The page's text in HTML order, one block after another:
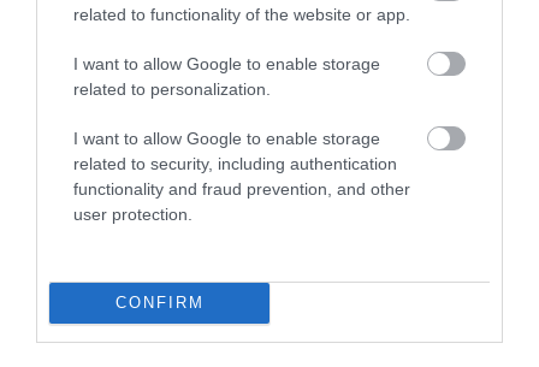
related to functionality of the website or app.
I want to allow Google to enable storage
related to personalization.
I want to allow Google to enable storage
related to security, including authentication
functionality and fraud prevention, and other
user protection.
CONFIRM
A GYAKORNOKI MUNKA: LEHETŐSÉGEK ÉS
KIHÍVÁSOK A KARRIER KE...
2026. augusztus 09|Promóció
35 PERCES TANÓRÁK ÉS KEVESEBB HÁZI
FELADAT JÖHET AZ ALSÓ ...